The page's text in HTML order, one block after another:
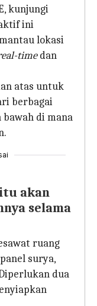
kunjungi
ini
lokasi
timedan
atas untuk
berbagai
bawah di mana
akan
selama
ruang
surya,
dua